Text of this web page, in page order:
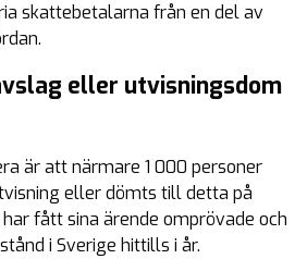
skattebetalarna från en del av
eller utvisningsdom
är att närmare 1 000 personer
eller dömts till detta på
fått sina ärende omprövade och
i Sverige hittills i år.